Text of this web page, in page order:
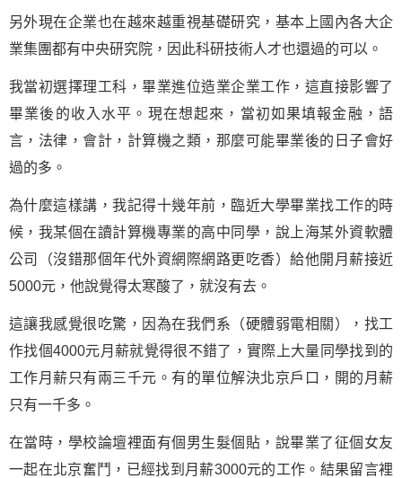
另外現在企業也在越來越重視基礎研究，基本上國內各大企
業集團都有中央研究院，因此科研技術人才也還過的可以。
我當初選擇理工科，畢業進位造業企業工作，這直接影響了
畢業後的收入水平。現在想起來，當初如果填報金融，語
言，法律，會計，計算機之類，那麼可能畢業後的日子會好
過的多。
為什麼這樣講，我記得十幾年前，臨近大學畢業找工作的時
候，我某個在讀計算機專業的高中同學，說上海某外資軟體
公司（沒錯那個年代外資網際網路更吃香）給他開月薪接近
5000元，他說覺得太寒酸了，就沒有去。
這讓我感覺很吃驚，因為在我們系（硬體弱電相關），找工
作找個4000元月薪就覺得很不錯了，實際上大量同學找到的
工作月薪只有兩三千元。有的單位解決北京戶口，開的月薪
只有一千多。
在當時，學校論壇裡面有個男生髮個貼，說畢業了征個女友
一起在北京奮鬥 ，已經找到月薪3000元的工作。結果留言裡